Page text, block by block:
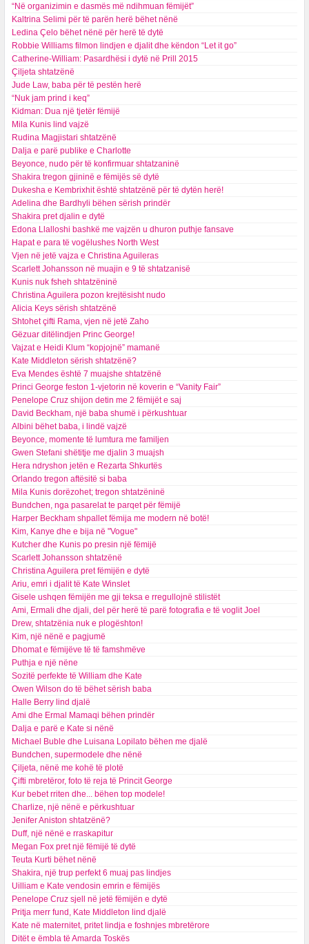
“Në organizimin e dasmës më ndihmuan fëmijët”
Kaltrina Selimi për të parën herë bëhet nënë
Ledina Çelo bëhet nënë për herë të dytë
Robbie Williams filmon lindjen e djalit dhe këndon “Let it go”
Catherine-William: Pasardhësi i dytë në Prill 2015
Çiljeta shtatzënë
Jude Law, baba për të pestën herë
“Nuk jam prind i keq”
Kidman: Dua një tjetër fëmijë
Mila Kunis lind vajzë
Rudina Magjistari shtatzënë
Dalja e parë publike e Charlotte
Beyonce, nudo për të konfirmuar shtatzaninë
Shakira tregon gjininë e fëmijës së dytë
Dukesha e Kembrixhit është shtatzënë për të dytën herë!
​Adelina dhe Bardhyli bëhen sërish prindër
Shakira pret djalin e dytë
Edona Llalloshi bashkë me vajzën u dhuron puthje fansave
Hapat e para të vogëlushes North West
Vjen në jetë vajza e Christina Aguileras
Scarlett Johansson në muajin e 9 të shtatzanisë
Kunis nuk fsheh shtatzëninë
Christina Aguilera pozon krejtësisht nudo
Alicia Keys sërish shtatzënë
Shtohet çifti Rama, vjen në jetë Zaho
Gëzuar ditëlindjen Princ George!
Vajzat e Heidi Klum “kopjojnë” mamanë
Kate Middleton sërish shtatzënë?
Eva Mendes është 7 muajshe shtatzënë
Princi George feston 1-vjetorin në koverin e “Vanity Fair”
Penelope Cruz shijon detin me 2 fëmijët e saj
David Beckham, një baba shumë i përkushtuar
Albini bëhet baba, i lindë vajzë
Beyonce, momente të lumtura me familjen
Gwen Stefani shëtitje me djalin 3 muajsh
Hera ndryshon jetën e Rezarta Shkurtës
Orlando tregon aftësitë si baba
Mila Kunis dorëzohet; tregon shtatzëninë
Bundchen, nga pasarelat te parqet për fëmijë
Harper Beckham shpallet fëmija me modern në botë!
Kim, Kanye dhe e bija në "Vogue"
Kutcher dhe Kunis po presin një fëmijë
Scarlett Johansson shtatzënë
Christina Aguilera pret fëmijën e dytë
Ariu, emri i djalit të Kate Winslet
Gisele ushqen fëmijën me gji teksa e rregullojnë stilistët
Ami, Ermali dhe djali, del për herë të parë fotografia e të voglit Joel
Drew, shtatzënia nuk e plogështon!
Kim, një nënë e pagjumë
Dhomat e fëmijëve të të famshmëve
Puthja e një nëne
Sozitë perfekte të William dhe Kate
Owen Wilson do të bëhet sërish baba
Halle Berry lind djalë
Ami dhe Ermal Mamaqi bëhen prindër
Dalja e parë e Kate si nënë
Michael Buble dhe Luisana Lopilato bëhen me djalë
Bundchen, supermodele dhe nënë
Çiljeta, nënë me kohë të plotë
Çifti mbretëror, foto të reja të Princit George
Kur bebet rriten dhe... bëhen top modele!
Charlize, një nënë e përkushtuar
Jenifer Aniston shtatzënë?
Duff, një nënë e rraskapitur
Megan Fox pret një fëmijë të dytë
Teuta Kurti bëhet nënë
Shakira, një trup perfekt 6 muaj pas lindjes
Uilliam e Kate vendosin emrin e fëmijës
Penelope Cruz sjell në jetë fëmijën e dytë
Pritja merr fund, Kate Middleton lind djalë
Kate në maternitet, pritet lindja e foshnjes mbretërore
Ditët e ëmbla të Amarda Toskës